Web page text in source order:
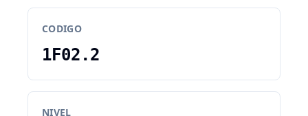
CODIGO
1F02.2
NIVEL